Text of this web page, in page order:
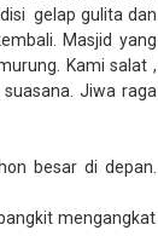
gelap gulita dan
Masjid yang
Kami salat ,
Jiwa raga
besar di depan.
mengangkat